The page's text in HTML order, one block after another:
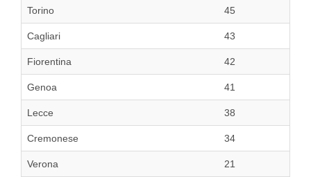
Torino 45
Cagliari 43
Fiorentina 42
Genoa 41
Lecce 38
Cremonese 34
Verona 21